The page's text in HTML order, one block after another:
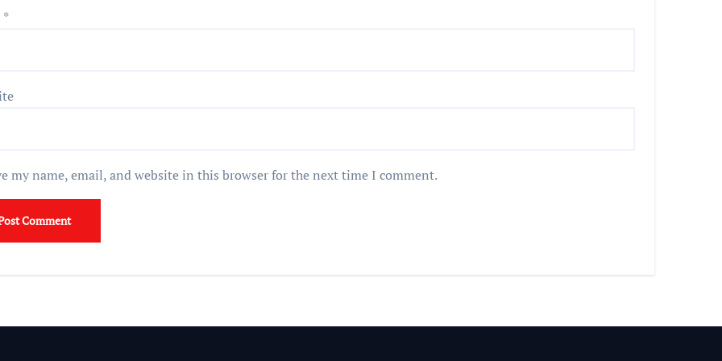
*
my name, email, and website in this browser for the next time I comment.